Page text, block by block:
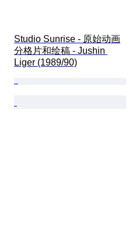
Studio Sunrise - 原始动画
分格片和绘稿 - Jushin
Liger (1989/90)